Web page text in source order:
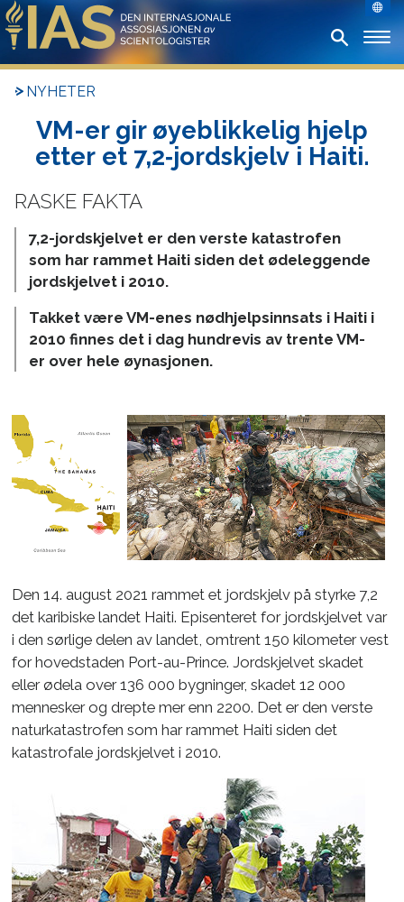
NYHETER
VM-er gir øyeblikkelig hjelp
etter et 7,2‑jordskjelv i Haiti.
7,2-jordskjelvet er den verste katastrofen
som har rammet Haiti siden det ødeleggende
jordskjelvet i 2010.
Takket være VM-enes nødhjelpsinnsats i Haiti i
2010 finnes det i dag hundrevis av trente VM-
er over hele øynasjonen.
Den 14. august 2021 rammet et jordskjelv på styrke 7,2
det karibiske landet Haiti. Episenteret for jordskjelvet var
i den sørlige delen av landet, omtrent 150 kilometer vest
for hovedstaden Port-au-Prince. Jordskjelvet skadet
eller ødela over136 000 bygninger, skadet 12 000
mennesker og drepte mer enn 2200. Det er den verste
naturkatastrofen som har rammet Haiti siden det
katastrofale jordskjelvet i 2010.